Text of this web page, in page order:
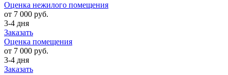
Оценка нежилого помещения
от 7 000 руб.
3-4 дня
Заказать
Оценка помещения
от 7 000 руб.
3-4 дня
Заказать